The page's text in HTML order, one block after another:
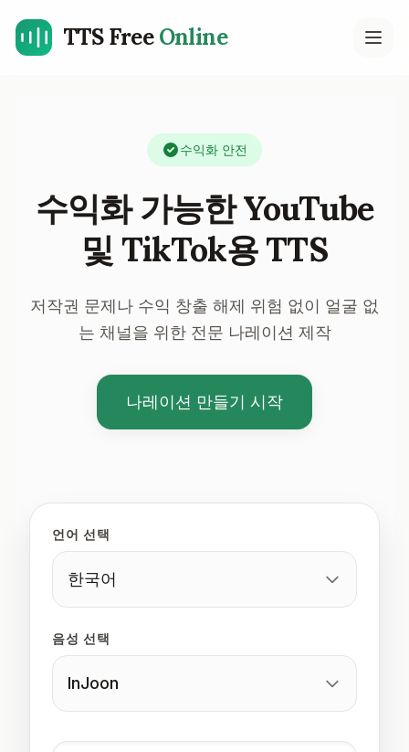
TTS FreeOnline
수익화 안전
수익화 가능한 YouTube
및 TikTok용 TTS
저작권 문제나 수익 창출 해제 위험 없이 얼굴 없
는 채널을 위한 전문 나레이션 제작
나레이션 만들기 시작
언어 선택
한국어
음성 선택
InJoon